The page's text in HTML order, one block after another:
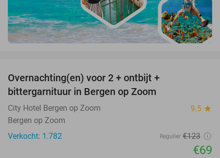
Overnachting(en) voor 2 + ontbijt +
bittergarnituur in Bergen op Zoom
City Hotel Bergen op Zoom 9.5 star
Bergen op Zoom
Verkocht: 1.782
Regulier €123
€69